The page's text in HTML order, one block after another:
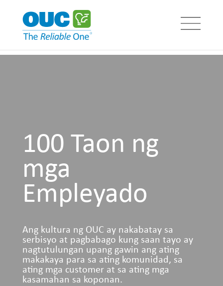
100 Taon ng
mga
Empleyado
Ang kultura ng OUC ay nakabatay sa
serbisyo at pagbabago kung saan tayo ay
nagtutulungan upang gawin ang ating
makakaya para sa ating komunidad, sa
ating mga customer at sa ating mga
kasamahan sa koponan.